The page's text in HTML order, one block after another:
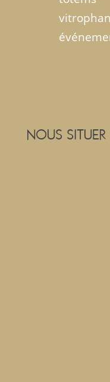
NOUS SITUER